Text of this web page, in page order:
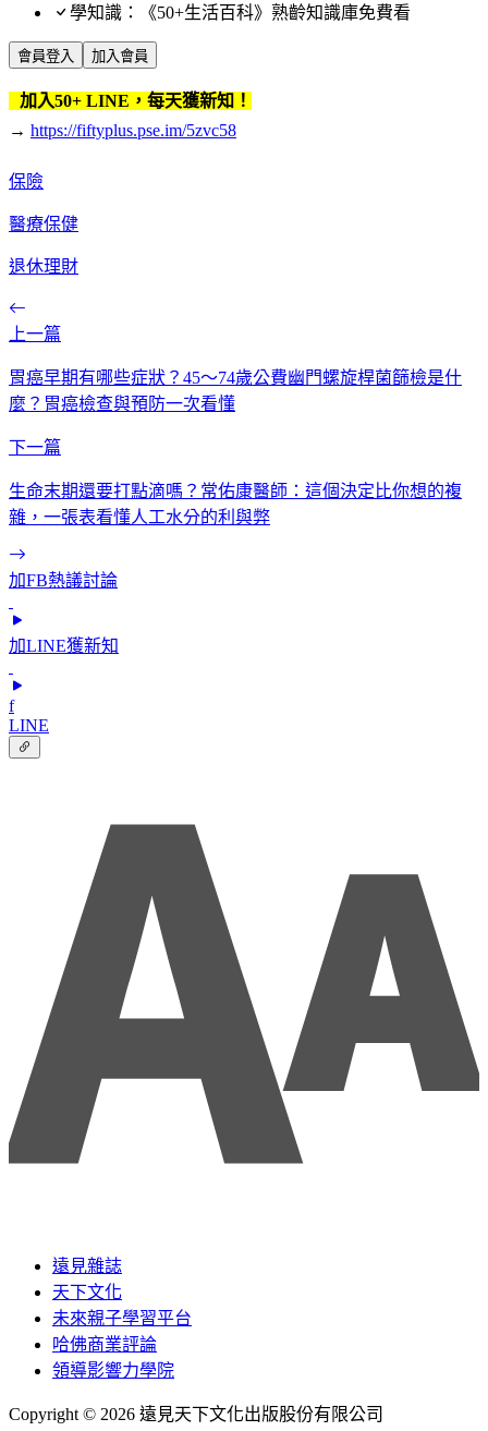
學知識：《50+生活百科》熟齡知識庫免費看
會員登入 加入會員
加入50+ LINE，每天獲新知！
→ https://fiftyplus.pse.im/5zvc58
保險
醫療保健
退休理財
上一篇
胃癌早期有哪些症狀？45～74歲公費幽門螺旋桿菌篩檢是什
麼？胃癌檢查與預防一次看懂
下一篇
生命末期還要打點滴嗎？常佑康醫師：這個決定比你想的複
雜，一張表看懂人工水分的利與弊
加FB熱議討論
加LINE獲新知
f
LINE
遠見雜誌
天下文化
未來親子學習平台
哈佛商業評論
領導影響力學院
Copyright © 2026 遠見天下文化出版股份有限公司